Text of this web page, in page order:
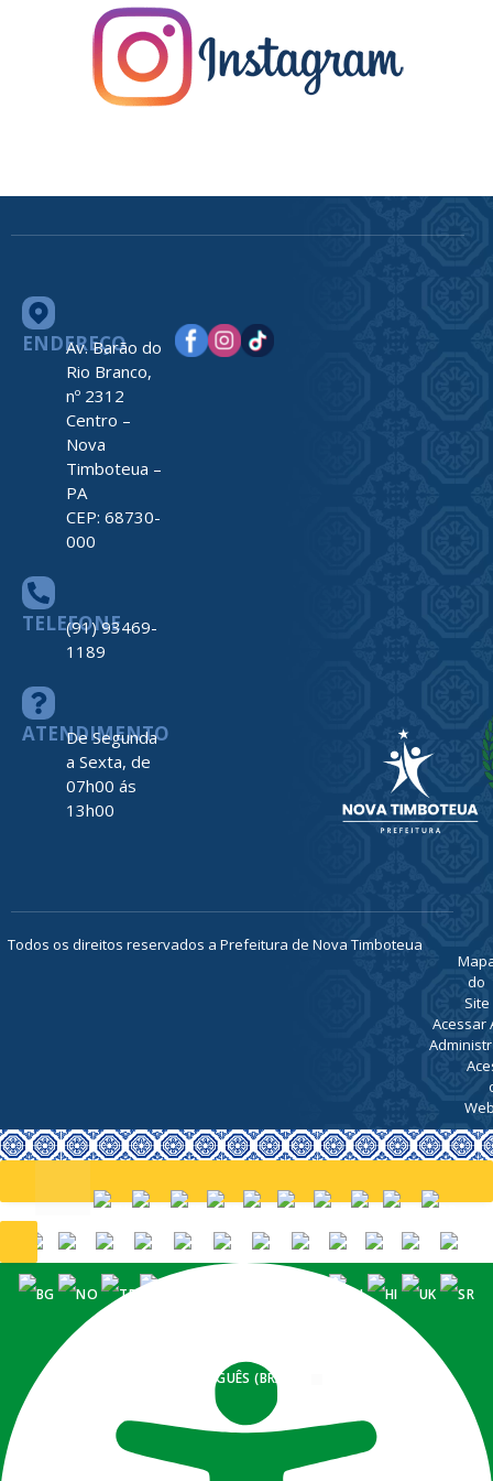
ENDEREÇO
Av. Barão do
Rio Branco,
nº 2312
Centro –
Nova
Timboteua –
PA
CEP: 68730-
000
TELEFONE
(91) 93469-
1189
ATENDIMENTO
De Segunda
a Sexta, de
07h00 ás
13h00
Todos os direitos reservados a Prefeitura de Nova Timboteua
do
Site
Acessar
PORTUGUÊS (BRASIL)